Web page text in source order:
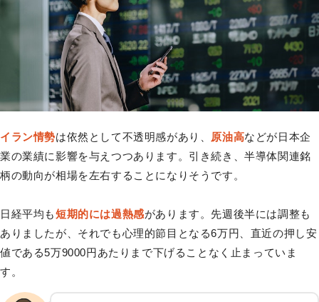
イラン情勢は依然として不透明感があり、 原油高などが日本企
業の業績に影響を与えつつあります。引き続き、半導体関連銘
柄の動向が相場を左右することになりそうです。
日経平均も短期的には過熱感があります。先週後半には調整も
ありましたが、それでも心理的節目となる6万円、直近の押し安
値である5万9000円あたりまで下げることなく止まっていま
す。